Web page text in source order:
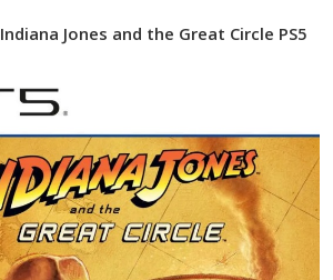
Indiana Jones and the Great Circle PS5